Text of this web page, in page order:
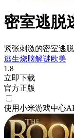
密室逃脱
紧张刺激的密室逃
逃生烧脑解谜欧美
1.8
立即下载
官方正版
使用小米游戏中心